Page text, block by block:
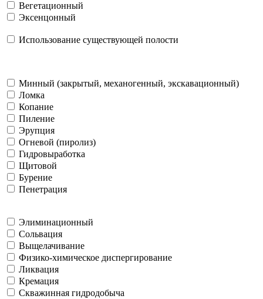
Вегетационный
Эксенцонный
Использование существующей полости
Минный (закрытый, механогенный, экскавационный)
Ломка
Копание
Пиление
Эрупция
Огневой (пиролиз)
Гидровыработка
Щитовой
Бурение
Пенетрация
Элиминационный
Сольвация
Выщелачивание
Физико-химическое диспергирование
Ликвация
Кремация
Скважинная гидродобыча